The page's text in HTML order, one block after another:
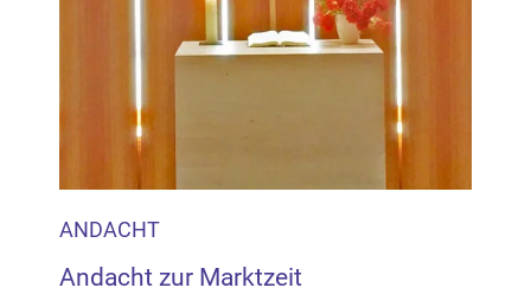
ANDACHT
Andacht zur Marktzeit